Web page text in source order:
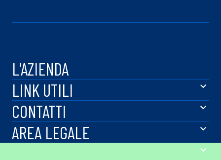
L'AZIENDA
LINK UTILI
CONTATTI
AREA LEGALE